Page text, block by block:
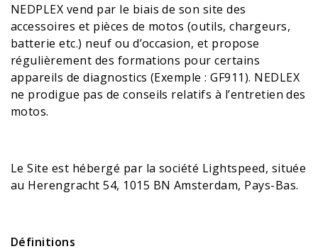
NEDPLEX vend par le biais de son site des
accessoires et pièces de motos (outils, chargeurs,
batterie etc.) neuf ou d’occasion, et propose
régulièrement des formations pour certains
appareils de diagnostics (Exemple : GF911). NEDLEX
ne prodigue pas de conseils relatifs à l’entretien des
motos.
Le Site est hébergé par la société Lightspeed, située
au Herengracht 54, 1015 BN Amsterdam, Pays-Bas.
Définitions